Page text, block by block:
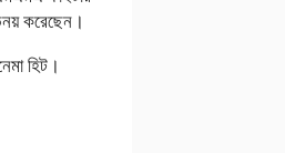
করেছেন।
হিট।